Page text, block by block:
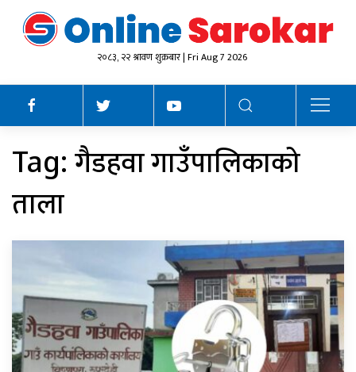
२०८३, २२ श्रावण शुक्रबार | Fri Aug 7 2026
Tag: गैडहवा गाउँपालिकाको
ताला